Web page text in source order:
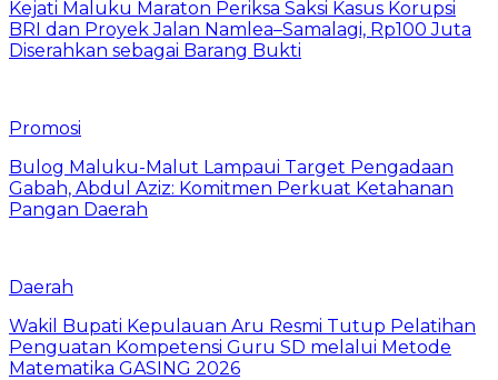
Kejati Maluku Maraton Periksa Saksi Kasus Korupsi
BRI dan Proyek Jalan Namlea–Samalagi, Rp100 Juta
Diserahkan sebagai Barang Bukti
Promosi
Bulog Maluku-Malut Lampaui Target Pengadaan
Gabah, Abdul Aziz: Komitmen Perkuat Ketahanan
Pangan Daerah
Daerah
Wakil Bupati Kepulauan Aru Resmi Tutup Pelatihan
Penguatan Kompetensi Guru SD melalui Metode
Matematika GASING 2026